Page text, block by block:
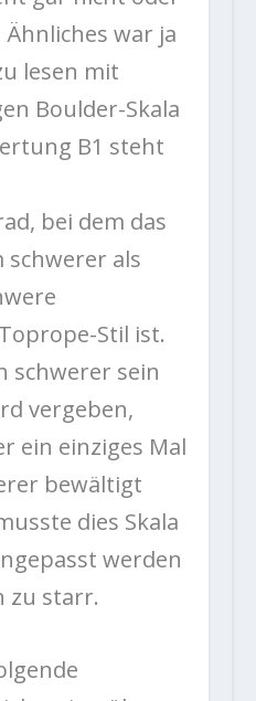
Ähnliches war ja
lesen mit
Boulder-Skala
B1 steht
bei dem das
als
Stil ist.
schwerer sein
vergeben,
ein einziges Mal
bewältigt
dies Skala
werden
zu starr.